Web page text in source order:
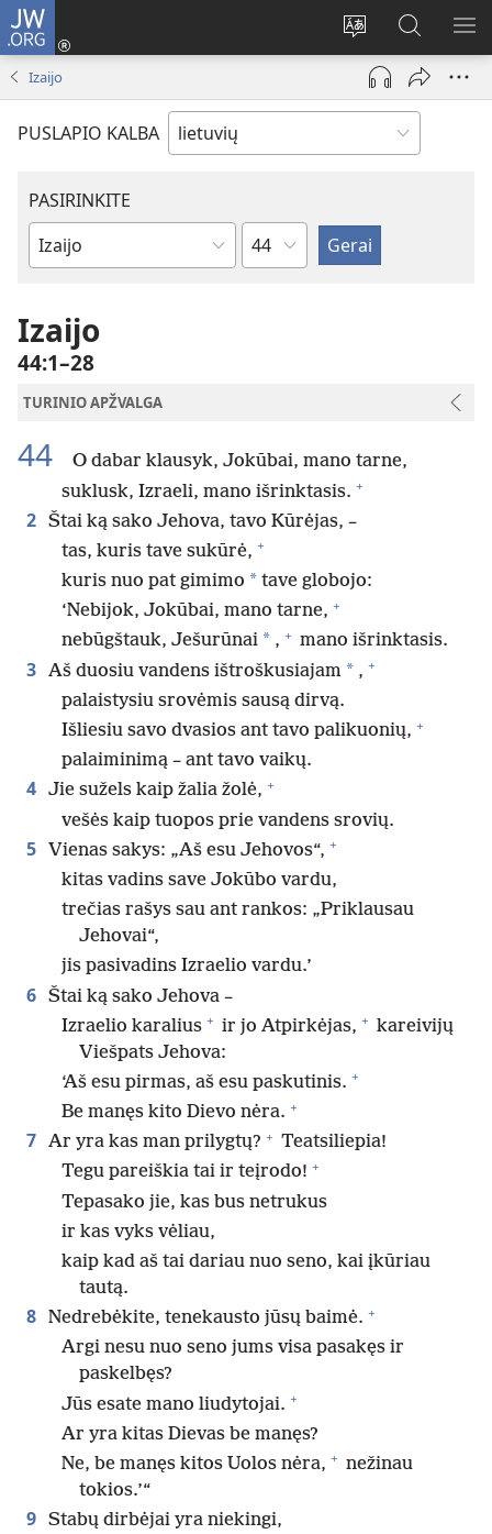
JW.ORG
Pakeisti
svetainės
kalbą
Prisijungti
(atsiveria
naujas
langas)
Paieška
svetainėje
JW.ORG
Izaijo
PUSLAPIO KALBA
PASIRINKITE
Biblijos
skyrius
Izaijo
44:1–28
TURINIO APŽVALGA
44
O dabar klausyk, Jokūbai, mano tarne,
suklusk, Izraeli, mano išrinktasis. +
2 Štai ką sako Jehova, tavo Kūrėjas, –
tas, kuris tave sukūrė, +
kuris nuo pat gimimo * tave globojo:
‘Nebijok, Jokūbai, mano tarne, +
nebūgštauk, Ješurūnai * , + mano išrinktasis.
3 Aš duosiu vandens ištroškusiajam * , +
palaistysiu srovėmis sausą dirvą.
Išliesiu savo dvasios ant tavo palikuonių, +
palaiminimą – ant tavo vaikų.
4 Jie sužels kaip žalia žolė, +
vešės kaip tuopos prie vandens srovių.
5 Vienas sakys: „Aš esu Jehovos“, +
kitas vadins save Jokūbo vardu,
trečias rašys sau ant rankos: „Priklausau
Jehovai“,
jis pasivadins Izraelio vardu.’
6 Štai ką sako Jehova –
Izraelio karalius + ir jo Atpirkėjas, + kareivijų
Viešpats Jehova:
‘Aš esu pirmas, aš esu paskutinis. +
Be manęs kito Dievo nėra. +
7 Ar yra kas man prilygtų? + Teatsiliepia!
Tegu pareiškia tai ir teįrodo! +
Tepasako jie, kas bus netrukus
ir kas vyks vėliau,
kaip kad aš tai dariau nuo seno, kai įkūriau
tautą.
8 Nedrebėkite, tenekausto jūsų baimė. +
Argi nesu nuo seno jums visa pasakęs ir
paskelbęs?
Jūs esate mano liudytojai. +
Ar yra kitas Dievas be manęs?
Ne, be manęs kitos Uolos nėra, + nežinau
tokios.’“
9 Stabų dirbėjai yra niekingi,